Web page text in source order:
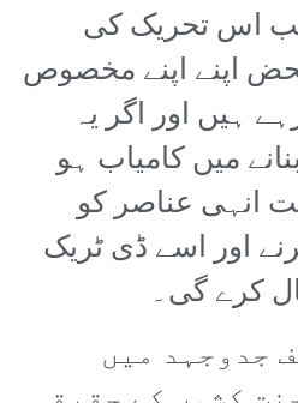
اس تحریک کی
اپنے اپنے مخصوص
ہیں اور اگر یہ
میں کامیاب ہو
انہی عناصر کو
اور اسے ڈی ٹریک
کرے گی۔
جدوجہد میں